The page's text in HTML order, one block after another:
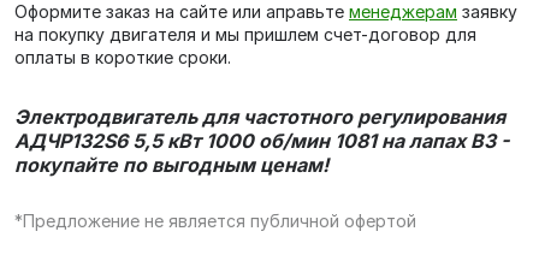
Оформите заказ на сайте или аправьте менеджерам заявку
на покупку двигателя и мы пришлем счет-договор для
оплаты в короткие сроки.
Электродвигатель для частотного регулирования
АДЧР132S6 5,5 кВт 1000 об/мин 1081 на лапах В3 -
покупайте по выгодным ценам!
*Предложение не является публичной офертой